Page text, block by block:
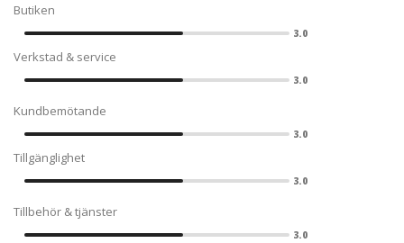
Butiken
3.0
Verkstad & service
3.0
Kundbemötande
3.0
Tillgänglighet
3.0
Tillbehör & tjänster
3.0